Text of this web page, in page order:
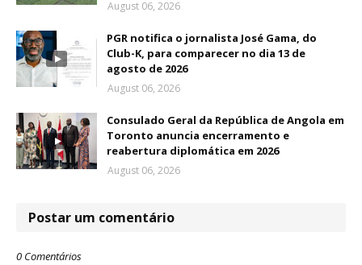
August 06, 2026
PGR notifica o jornalista José Gama, do
Club-K, para comparecer no dia 13 de
agosto de 2026
August 06, 2026
Consulado Geral da República de Angola em
Toronto anuncia encerramento e
reabertura diplomática em 2026
August 06, 2026
Postar um comentário
0 Comentários